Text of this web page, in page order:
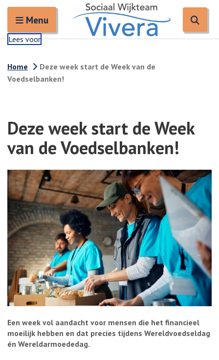
Open en sluit het
Menu
Lees voor
Home
Deze week start de Week van de
Voedselbanken!
Deze week start de Week
van de Voedselbanken!
Een week vol aandacht voor mensen die het financieel
moeilijk hebben en dat precies tijdens Wereldvoedseldag
én Wereldarmoededag.